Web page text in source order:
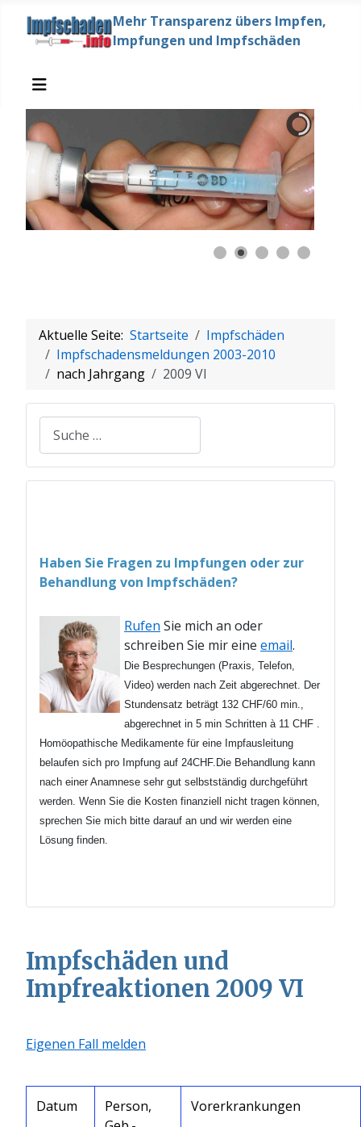
Mehr Transparenz übers Impfen,
Impfungen und Impfschäden
Aktuelle Seite: Startseite
Impfschäden
Impfschadensmeldungen 2003-2010
nach Jahrgang
2009 VI
Suchen
Haben Sie Fragen zu Impfungen oder zur
Behandlung von Impfschäden?
Rufen Sie mich an oder
schreiben Sie mir eine email.
Die Besprechungen (Praxis, Telefon,
Video) werden nach Zeit abgerechnet. Der
Stundensatz beträgt 132 CHF/60 min.,
abgerechnet in 5 min Schritten à 11 CHF .
Homöopathische Medikamente für eine Impfausleitung
belaufen sich pro Impfung auf 24CHF.Die Behandlung kann
nach einer Anamnese sehr gut selbstständig durchgeführt
werden. Wenn Sie die Kosten finanziell nicht tragen können,
sprechen Sie mich bitte darauf an und wir werden eine
Lösung finden.
Impfschäden und
Impfreaktionen 2009 VI
Eigenen Fall melden
Datum
Person,
Vorerkrankungen